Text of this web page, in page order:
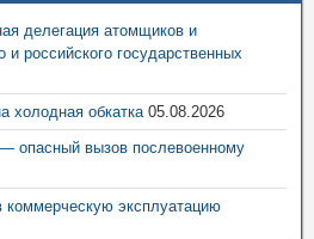
делегация атомщиков и
и российского государственных
холодная обкатка 05.08.2026
опасный вызов послевоенному
коммерческую эксплуатацию